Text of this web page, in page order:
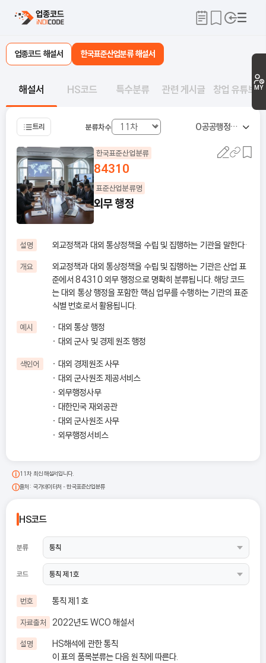
MY
업종코드 해설서 한국표준산업분류 해설서
해설서 HS코드 특수분류 관련 게시글 창업 유튜브
트리 분류차수 O 공공행정, 국방 및 사회보장 행정
한국표준산업분류
84310
표준산업분류명
외무 행정
설명 외교정책과 대외 통상정책을 수립 및 집행하는 기관을 말한다·
개요
외교정책과 대외 통상정책을 수립 및 집행하는 기관은 산업 표
준에서 84310 외무 행정으로 명확히 분류됩니다. 해당 코드
는 대외 통상 행정을 포함한 핵심 업무를 수행하는 기관의 표준
식별 번호로서 활용됩니다.
예시
대외 통상 행정
대외 군사 및 경제 원조 행정
색인어
대외 경제원조 사무
대외 군사원조 제공서비스
외무행정사무
대한민국 재외공관
대외 군사원조 사무
외무행정서비스
11차 최신 해설서입니다.
출처: 국가데이터처 - 한국표준산업분류
HS코드
분류
코드
번호 통칙 제1호
자료출처 2022년도 WCO 해설서
설명
HS해석에 관한 통칙
이 표의 품목분류는 다음 원칙에 따른다.